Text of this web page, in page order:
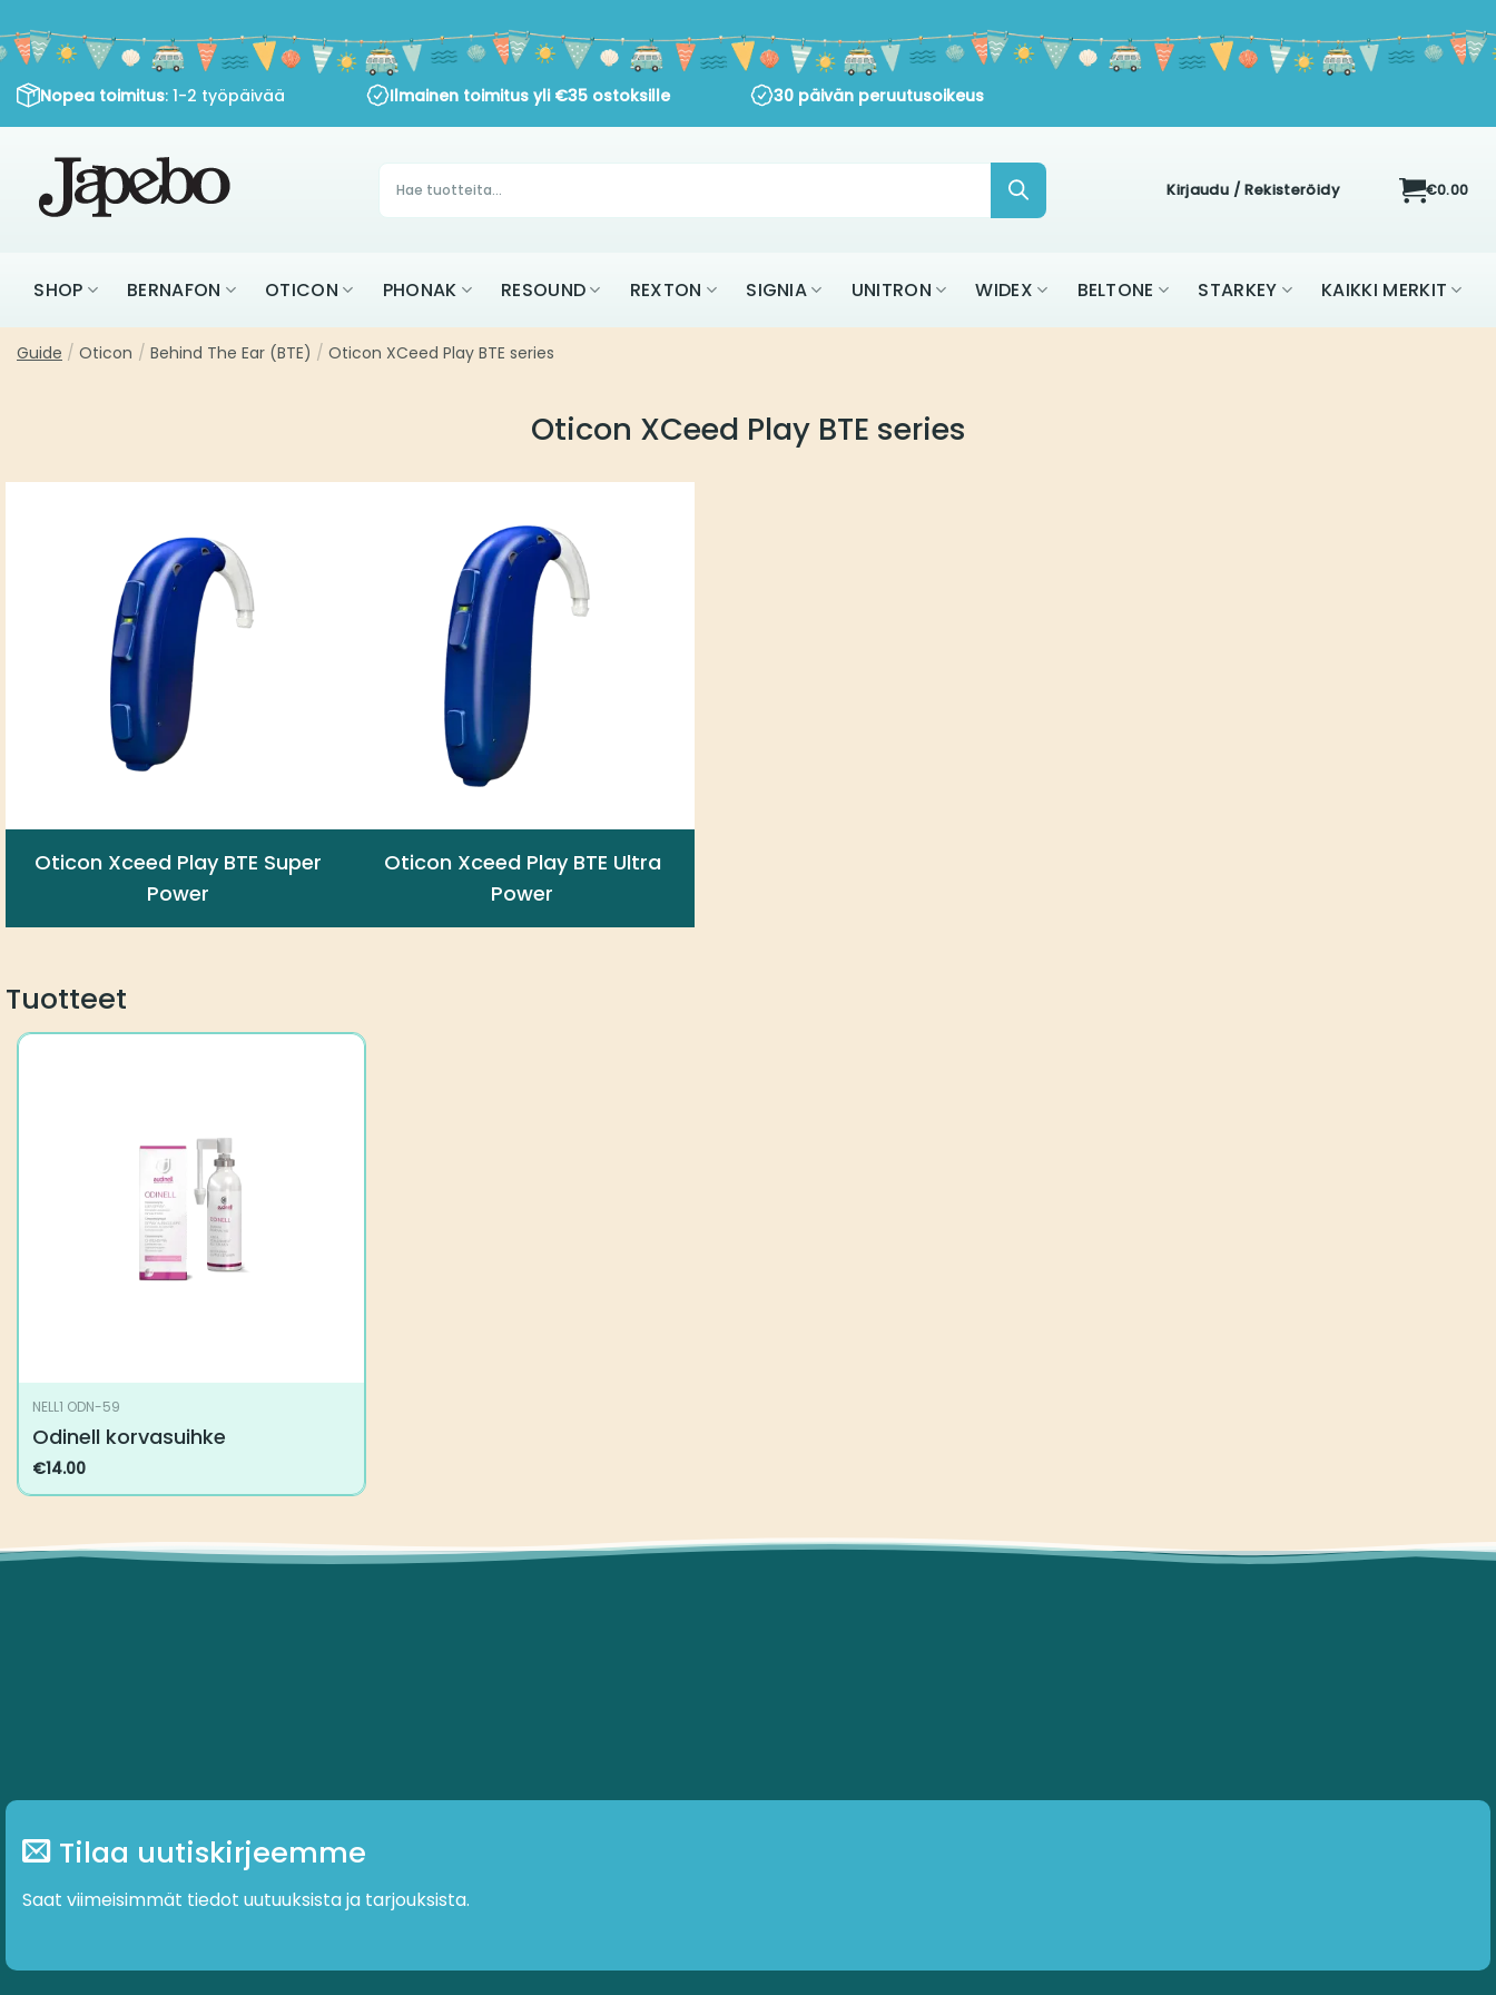
sisältöön
Nopea toimitus: 1-2 työpäivää Ilmainen toimitus yli€35ostoksille 30 päivän peruutusoikeus
Products
search
Kirjaudu / Rekisteröidy €0.00
SHOP BERNAFON OTICON PHONAK RESOUND REXTON SIGNIA UNITRON WIDEX BELTONE
STARKEY
KAIKKI MERKIT
Oticon XCeed Play BTE series
Oticon Xceed Play BTE Super
Power
Oticon Xceed Play BTE Ultra Power
Tuotteet
NELL1 ODN-59
Odinell korvasuihke
Tilaa uutiskirjeemme